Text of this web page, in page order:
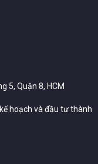
5, Quận 8, HCM
hoạch và đầu tư thành